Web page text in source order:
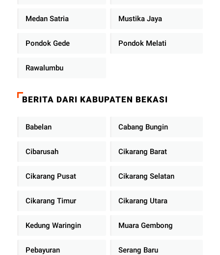
Medan Satria Mustika Jaya
Pondok Gede Pondok Melati
Rawalumbu
BERITA DARI KABUPATEN BEKASI
Babelan Cabang Bungin
Cibarusah Cikarang Barat
Cikarang Pusat Cikarang Selatan
Cikarang Timur Cikarang Utara
Kedung Waringin Muara Gembong
Pebayuran Serang Baru